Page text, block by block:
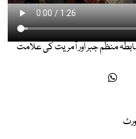
منظم جبر اور آمریت کی علامت